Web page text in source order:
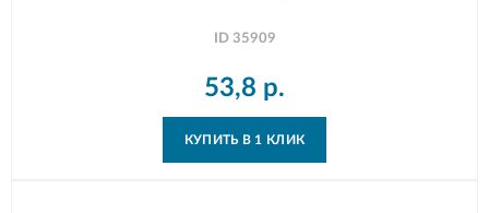
ID 35909
53,8 р.
КУПИТЬ В 1 КЛИК